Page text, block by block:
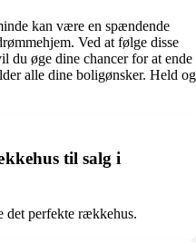
kan være en spændende
Ved at følge disse
øge dine chancer for at ende
alle dine boligønsker. Held og
til salg i
det perfekte rækkehus.